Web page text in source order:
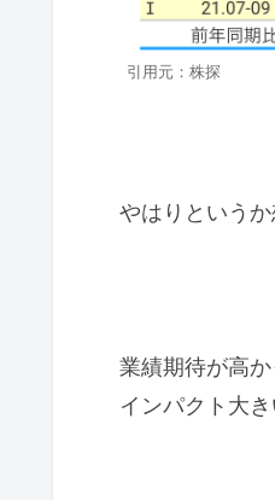
引用元：株探
やはりという
業績期待が高
インパクト大